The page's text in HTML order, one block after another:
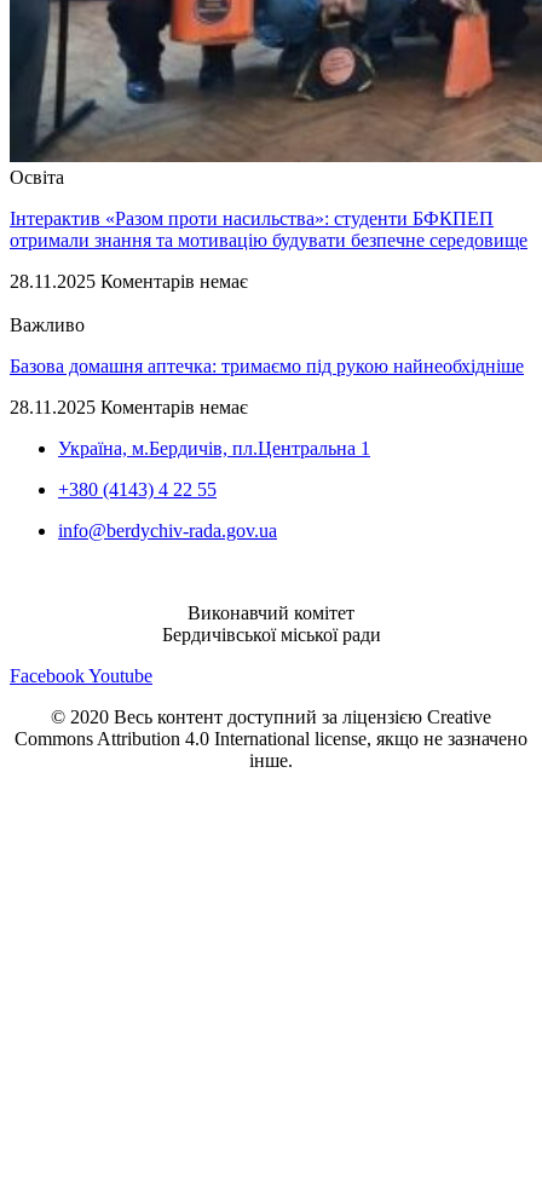
Освіта
Інтерактив «Разом проти насильства»: студенти БФКПЕП
отримали знання та мотивацію будувати безпечне середовище
28.11.2025 Коментарів немає
Важливо
Базова домашня аптечка: тримаємо під рукою найнеобхідніше
28.11.2025 Коментарів немає
Україна, м.Бердичів, пл.Центральна 1
+380 (4143) 4 22 55
info@berdychiv-rada.gov.ua
Виконавчий комітет
Бердичівської міської ради
FacebookYoutube
© 2020 Весь контент доступний за ліцензією Creative
Commons Attribution 4.0 International license, якщо не зазначено
інше.